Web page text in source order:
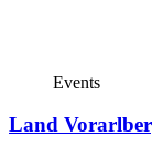
Events
Land